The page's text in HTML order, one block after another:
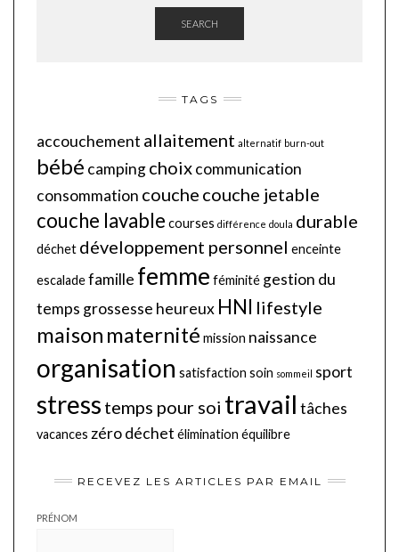
SEARCH
TAGS
accouchement allaitement alternatif burn-out
bébé campingchoixcommunication
consommation couche couche jetable
couche lavable courses différence doula durable
déchet développement personnel enceinte
escaladefamille femme féminité gestion du
temps grossesse heureux HNI lifestyle
maison maternité mission naissance
organisation satisfaction soin sommeil sport
stress temps pour soi travail tâches
vacances zéro déchet élimination équilibre
RECEVEZ LES ARTICLES PAR EMAIL
PRÉNOM